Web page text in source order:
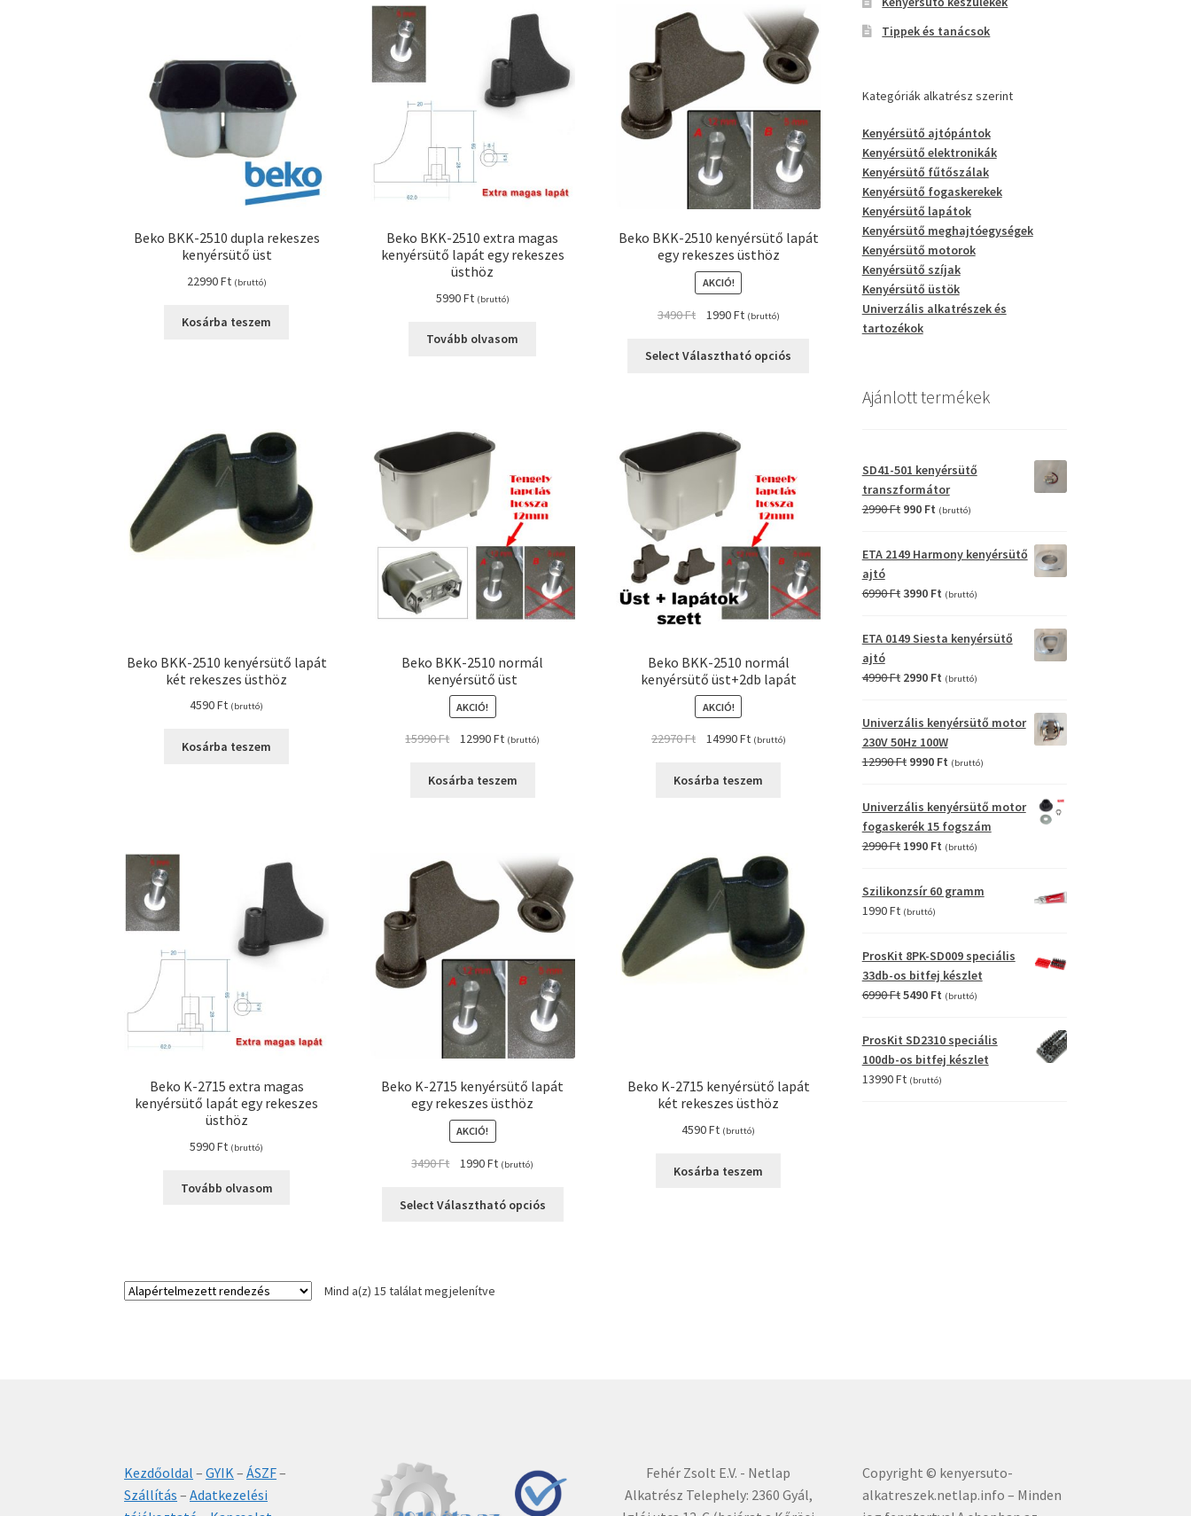
Beko BKK-2510 dupla rekeszes
kenyérsütő üst
22990Ft (bruttó)
Kosárba teszem
Beko BKK-2510 extra magas
kenyérsütő lapát egy rekeszes
üsthöz
5990Ft (bruttó)
Tovább olvasom
Beko BKK-2510 kenyérsütő lapát
egy rekeszes üsthöz
AKCIÓ!
3490Ft
Original
was:
1990FtCurrent
is:
(bruttó)
Select Választható opciós
Beko BKK-2510 kenyérsütő lapát
két rekeszes üsthöz
4590Ft (bruttó)
Kosárba teszem
Beko BKK-2510 normál
kenyérsütő üst
AKCIÓ!
15990Ft
Original
was:
12990FtCurrent
is:
(bruttó)
Kosárba teszem
Beko BKK-2510 normál
kenyérsütő üst+2db lapát
AKCIÓ!
22970Ft
Original
was:
14990FtCurrent
is:
(bruttó)
Kosárba teszem
Beko K-2715 extra magas
kenyérsütő lapát egy rekeszes
üsthöz
5990Ft (bruttó)
Tovább olvasom
Beko K-2715 kenyérsütő lapát
egy rekeszes üsthöz
AKCIÓ!
3490Ft
Original
was:
1990FtCurrent
is:
(bruttó)
Select Választható opciós
Beko K-2715 kenyérsütő lapát
két rekeszes üsthöz
4590Ft (bruttó)
Kosárba teszem
Mind a(z) 15 találat megjelenítve
Tippek és tanácsok
Kategóriák alkatrész szerint
Kenyérsütő ajtópántok
Kenyérsütő elektronikák
Kenyérsütő fűtőszálak
Kenyérsütő fogaskerekek
Kenyérsütő lapátok
Kenyérsütő meghajtóegységek
Kenyérsütő motorok
Kenyérsütő szíjak
Kenyérsütő üstök
Univerzális alkatrészek és
tartozékok
Ajánlott termékek
SD41-501 kenyérsütő
transzformátor
2990Ft Original
was:
990 FtCurrent
990 Ft.
(bruttó)
ETA 2149 Harmony kenyérsütő
ajtó
6990FtOriginal
was:
3990 FtCurrent
is:
3990 Ft.
(bruttó)
ETA 0149 Siesta kenyérsütő
ajtó
4990Ft Original
was:
4990 Ft.
2990 FtCurrent
2990 Ft.
(bruttó)
Univerzális kenyérsütő motor
230V 50Hz 100W
12990Ft Original
was:
12990 Ft.
9990 FtCurrent
is:
9990 Ft.
(bruttó)
Univerzális kenyérsütő motor
fogaskerék 15 fogszám
2990Ft Original
was:
1990 FtCurrent
is:
1990 Ft.
(bruttó)
Szilikonzsír 60 gramm
1990Ft (bruttó)
ProsKit 8PK-SD009 speciális
33db-os bitfej készlet
6990FtOriginal
was:
6990 Ft.
5490 FtCurrent
is:
5490 Ft.
(bruttó)
ProsKit SD2310 speciális
100db-os bitfej készlet
13990Ft (bruttó)
Kezdőoldal –GYIK–ÁSZF–
Szállítás –Adatkezelési
Fehér Zsolt E.V. - Netlap
Alkatrész Telephely: 2360 Gyál,
Copyright © kenyersuto-
alkatreszek.netlap.info – Minden